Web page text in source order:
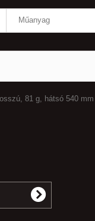
Műanyag
81 g, hátsó 540